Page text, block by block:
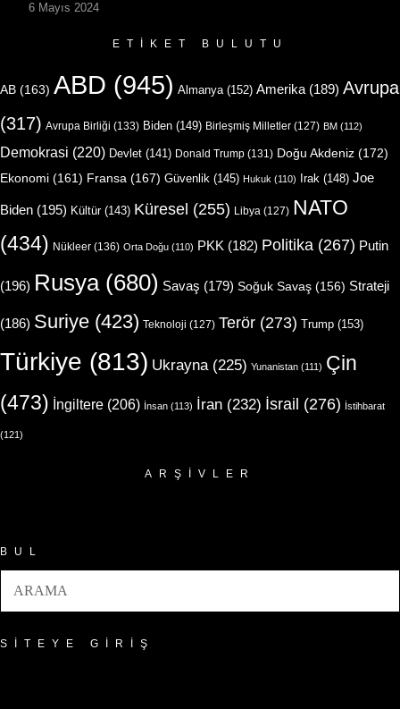
6 Mayıs 2024
ETIKET BULUTU
AB (163) ABD (945) Almanya(152) Amerika (189) Avrupa
(317) Avrupa Birliği (133) Biden (149) Birleşmiş Milletler (127) BM (112)
Demokrasi (220) Devlet (141) Donald Trump (131) Doğu Akdeniz (172)
Ekonomi (161) Fransa (167) Güvenlik (145) Hukuk (110) Irak (148) Joe
Biden (195) Kültür(143) Küresel (255) Libya (127) NATO
(434) Nükleer (136) Orta Doğu (110) PKK (182) Politika (267) Putin
(196) Rusya(680) Savaş (179) Soğuk Savaş (156) Strateji
(186) Suriye (423) Teknoloji (127) Terör (273) Trump (153)
Türkiye (813) Ukrayna(225) Yunanistan (111) Çin
(473) İngiltere (206) İnsan (113) İran (232) İsrail (276) İstihbarat
(121)
ARŞIVLER
BUL
SITEYE GIRIŞ